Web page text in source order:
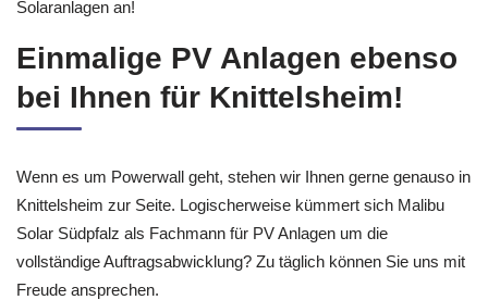
Solaranlagen an!
Einmalige PV Anlagen ebenso
bei Ihnen für Knittelsheim!
Wenn es um Powerwall geht, stehen wir Ihnen gerne genauso in
Knittelsheim zur Seite. Logischerweise kümmert sich Malibu
Solar Südpfalz als Fachmann für PV Anlagen um die
vollständige Auftragsabwicklung? Zu täglich können Sie uns mit
Freude ansprechen.